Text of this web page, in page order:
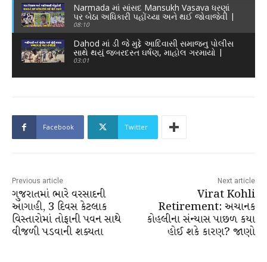
Narmada માં સાંસદ Mansukh Vasava ધરણાં
પર બેઠા અધિકારી પહોંચ્યા અને થઈ જોવાજેવી |
Narmada News |
08:10
Dahod માં ડી જે મુદ્દે આદિવાસી સમાજનુ પોલીસ
સાથે થયું જબરદસ્ત ઘર્ષણ, માહોલ ગરમાયો |
Dahod News |
03:01
Facebook Twitter
Previous article
ગુજરાતમાં ભારે વરસાદની
આગાહી, 3 દિવસ કેટલાક
વિસ્તારોમાં તોફાની પવન સાથે
વીજળી પડવાની શક્યતા
Next article
Virat Kohli
Retirement: અચાનક
કોહલીના સંન્યાસ પાછળ કયા
હોઈ શકે કારણ? જાણો